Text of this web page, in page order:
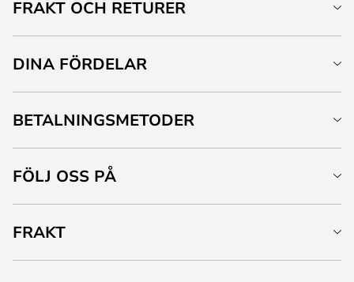
FRAKT OCH RETURER
DINA FÖRDELAR
BETALNINGSMETODER
FÖLJ OSS PÅ
FRAKT